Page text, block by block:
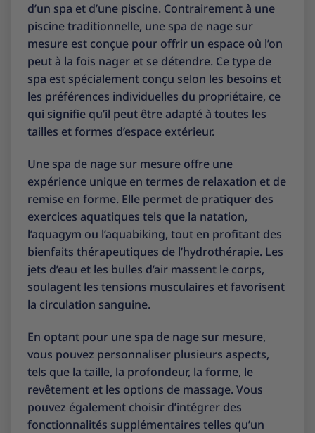
d’un spa et d’une piscine. Contrairement à une
piscine traditionnelle, une spa de nage sur
mesure est conçue pour offrir un espace où l’on
peut à la fois nager et se détendre. Ce type de
spa est spécialement conçu selon les besoins et
les préférences individuelles du propriétaire, ce
qui signifie qu’il peut être adapté à toutes les
tailles et formes d’espace extérieur.
Une spa de nage sur mesure offre une
expérience unique en termes de relaxation et de
remise en forme. Elle permet de pratiquer des
exercices aquatiques tels que la natation,
l’aquagym ou l’aquabiking, tout en profitant des
bienfaits thérapeutiques de l’hydrothérapie. Les
jets d’eau et les bulles d’air massent le corps,
soulagent les tensions musculaires et favorisent
la circulation sanguine.
En optant pour une spa de nage sur mesure,
vous pouvez personnaliser plusieurs aspects,
tels que la taille, la profondeur, la forme, le
revêtement et les options de massage. Vous
pouvez également choisir d’intégrer des
fonctionnalités supplémentaires telles qu’un